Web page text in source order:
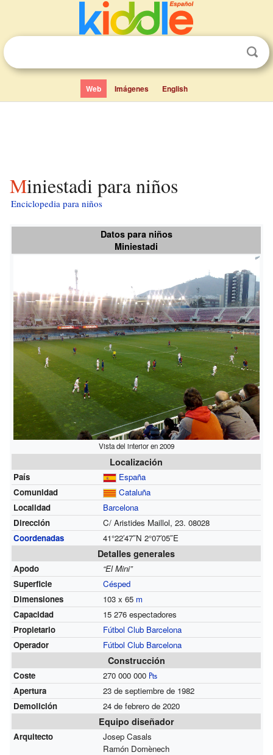
Web Imágenes English
Miniestadi para niños
Enciclopedia para niños
Datos para niños
Miniestadi
Vista del interior en 2009
Localización
País
España
Comunidad
Cataluña
Localidad
Barcelona
Dirección
C/ Aristides Maillol, 23. 08028
Coordenadas
41°22′47″N 2°07′05″E
Detalles generales
Apodo
“El Mini”
Superficie
Césped
Dimensiones
103 x 65 m
Capacidad
15 276 espectadores
Propietario
Fútbol Club Barcelona
Operador
Fútbol Club Barcelona
Construcción
Coste 270 000 000 ₧
Apertura
23 de septiembre de 1982
Demolición
24 de febrero de 2020
Equipo diseñador
Arquitecto
Josep Casals
Ramón Domènech